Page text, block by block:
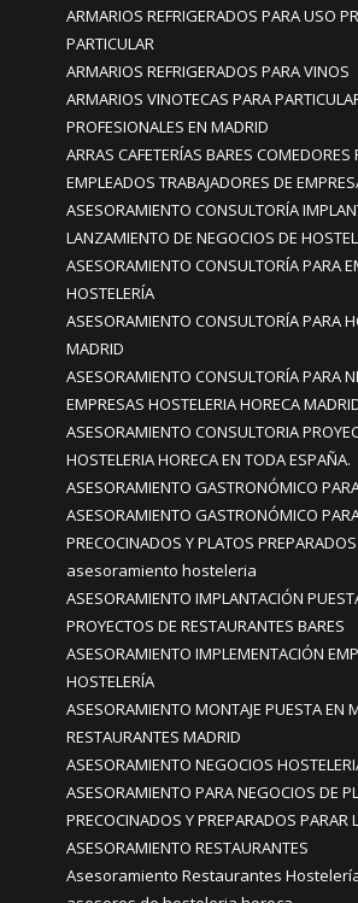
ARMARIOS REFRIGERADOS PARA USO
PARTICULAR
ARMARIOS REFRIGERADOS PARA VINOS
ARMARIOS VINOTECAS PARA
PROFESIONALES EN MADRID
ARRAS CAFETERÍAS BARES COMEDORES
EMPLEADOS TRABAJADORES DE
ASESORAMIENTO CONSULTORÍA
LANZAMIENTO DE NEGOCIOS DE
ASESORAMIENTO CONSULTORÍA PARA
HOSTELERÍA
ASESORAMIENTO CONSULTORÍA PARA
MADRID
ASESORAMIENTO CONSULTORÍA PARA
EMPRESAS HOSTELERIA HORECA
ASESORAMIENTO CONSULTORIA
HOSTELERIA HORECA EN TODA ESPAÑA.
ASESORAMIENTO GASTRONÓMICO
ASESORAMIENTO GASTRONÓMICO
PRECOCINADOS Y PLATOS
asesoramiento hosteleria
ASESORAMIENTO IMPLANTACIÓN
PROYECTOS DE RESTAURANTES BARES
ASESORAMIENTO IMPLEMENTACIÓN
HOSTELERÍA
ASESORAMIENTO MONTAJE PUESTA EN
RESTAURANTES MADRID
ASESORAMIENTO NEGOCIOS
ASESORAMIENTO PARA NEGOCIOS DE
PRECOCINADOS Y PREPARADOS PARAR
ASESORAMIENTO RESTAURANTES
Asesoramiento Restaurantes